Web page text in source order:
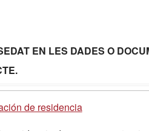
EN LES DADES O
de residencia